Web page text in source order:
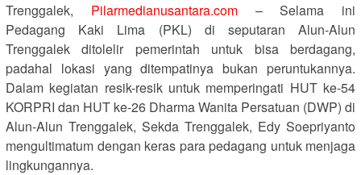
Trenggalek, Pilarmedianusantara.com– Selama ini
Pedagang Kaki Lima (PKL) di seputaran Alun-Alun
Trenggalek ditolelir pemerintah untuk bisa berdagang,
padahal lokasi yang ditempatinya bukan peruntukannya.
Dalam kegiatan resik-resik untuk memperingati HUT ke-54
KORPRI dan HUT ke-26 Dharma Wanita Persatuan (DWP) di
Alun-Alun Trenggalek, Sekda Trenggalek, Edy Soepriyanto
mengultimatum dengan keras para pedagang untuk menjaga
lingkungannya.